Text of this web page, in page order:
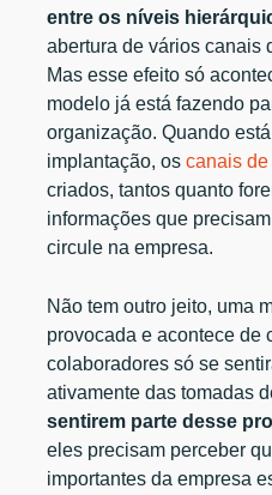
entre os níveis
abertura de vários canais
Mas esse efeito só
modelo já está fazendo
organização. Quando
implantação, oscanais
criados, tantos quanto
informações que
circule na empresa.
Não tem outro jeito, uma
provocada e acontece de
colaboradores só se
ativamente das tomadas
sentirem parte desse
eles precisam perceber
importantes da empresa